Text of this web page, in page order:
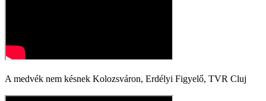
A medvék nem késnek Kolozsváron, Erdélyi Figyelő, TVR Cluj